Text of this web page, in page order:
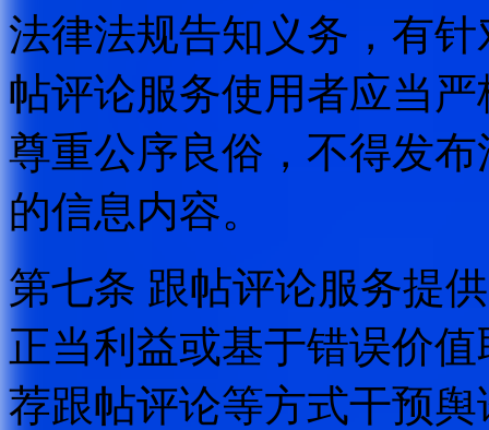
法律法规告知义务，有
帖评论服务使用者应当
尊重公序良俗，不得发
的信息内容。
第七条 跟帖评论服务提
正当利益或基于错误价
荐跟帖评论等方式干预